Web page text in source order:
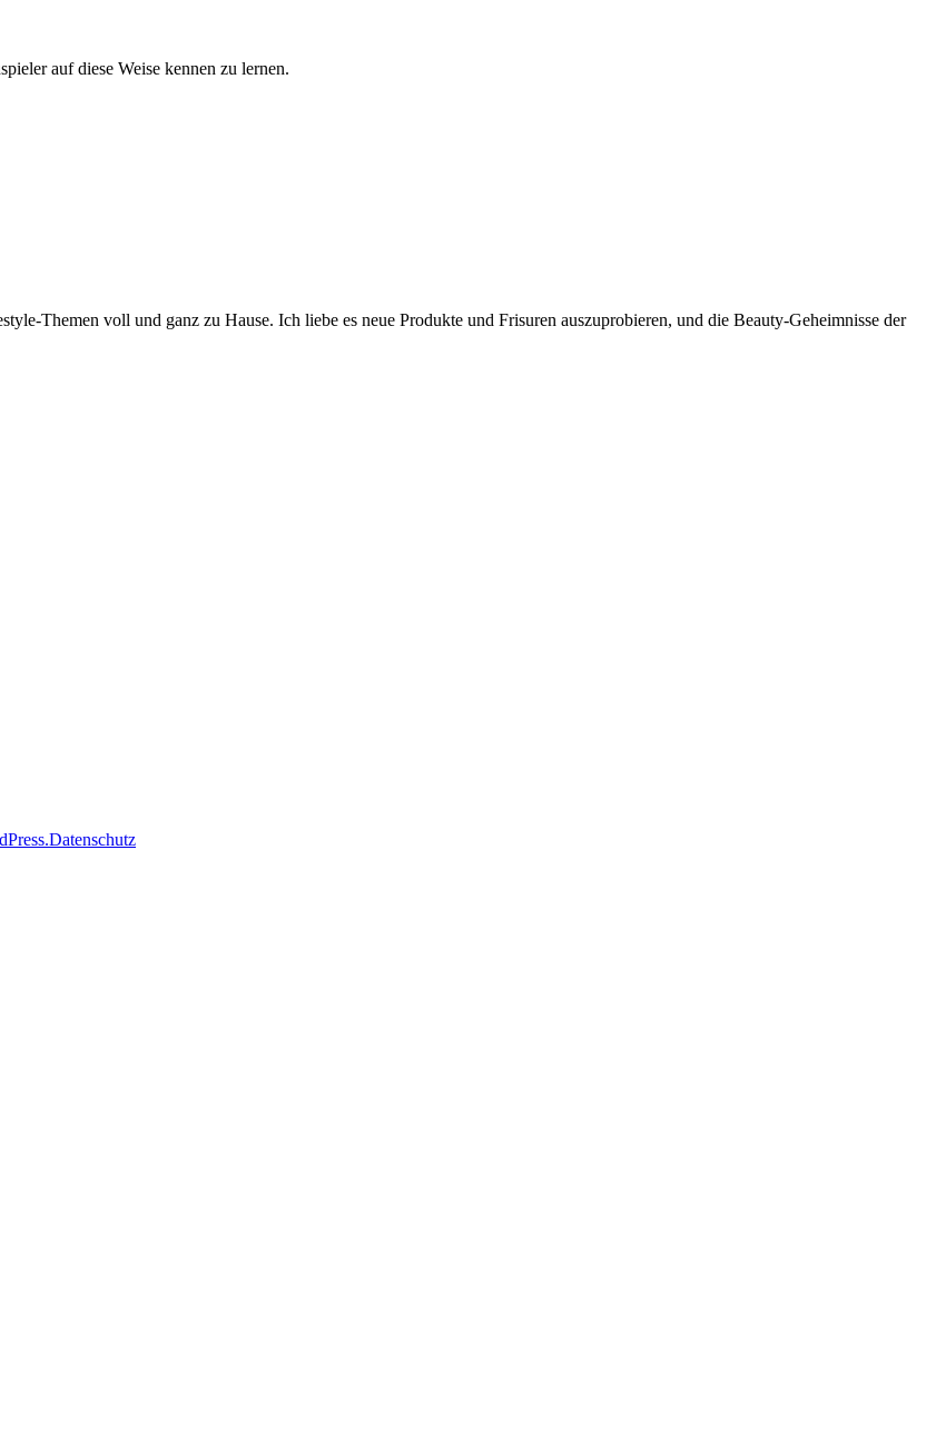
auf diese Weise kennen zu lernen.
Themen voll und ganz zu Hause. Ich liebe es neue Produkte und Frisuren auszuprobieren, und die Beauty-Geheimnisse der
Datenschutz